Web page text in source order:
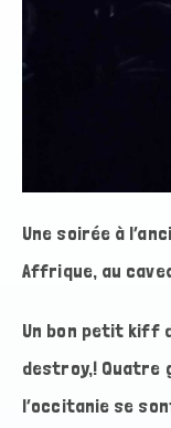
Une soirée à
Affrique, au
Un bon petit kiff
destroy,! Quatre
l’occitanie se